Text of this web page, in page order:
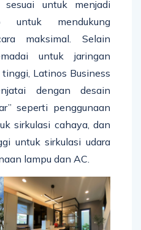
untuk menjadi
mendukung
maksimal. Selain
untuk jaringan
Latinos Business
dengan desain
seperti penggunaan
sirkulasi cahaya, dan
untuk sirkulasi udara
lampu dan AC.